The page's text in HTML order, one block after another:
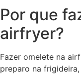
Por que
airfryer?
Fazer omelete na
preparo na